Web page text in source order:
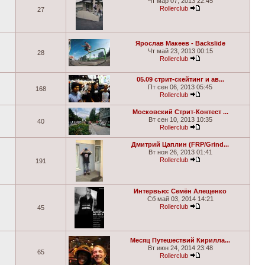
27
Rollerclub
28
Ярослав Макеев - Backslide
Чт май 23, 2013 00:15
Rollerclub
168
05.09 стрит-скейтинг и ав...
Пт сен 06, 2013 05:45
Rollerclub
40
Московский Стрит-Контест ...
Вт сен 10, 2013 10:35
Rollerclub
191
Дмитрий Цаплин (FRP/Grind...
Вт ноя 26, 2013 01:41
Rollerclub
45
Интервью: Семён Алещенко
Сб май 03, 2014 14:21
Rollerclub
65
Месяц Путешествий Кирилла...
Вт июн 24, 2014 23:48
Rollerclub